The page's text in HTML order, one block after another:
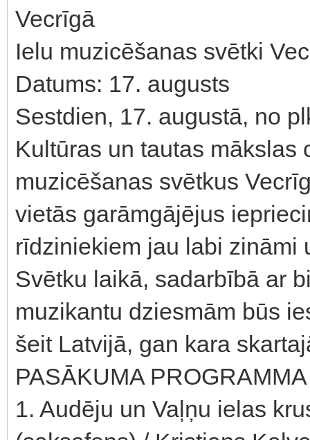
Vecrīgā
Ielu muzicēšanas svētki
Datums: 17. augusts
Sestdien, 17. augustā, no
Kultūras un tautas mākslas
muzicēšanas svētkus
vietās garāmgājējus
rīdziniekiem jau labi zināmi
Svētku laikā, sadarbībā ar
muzikantu dziesmām būs
šeit Latvijā, gan kara
PASĀKUMA PROGRAMMA
1. Audēju un Vaļņu ielas